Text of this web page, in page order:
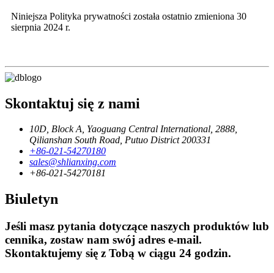
Niniejsza Polityka prywatności została ostatnio zmieniona 30
sierpnia 2024 r.
Skontaktuj się z nami
10D, Block A, Yaoguang Central International, 2888,
Qilianshan South Road, Putuo District 200331
+86-021-54270180
sales@shlianxing.com
+86-021-54270181
Biuletyn
Jeśli masz pytania dotyczące naszych produktów lub
cennika, zostaw nam swój adres e-mail.
Skontaktujemy się z Tobą w ciągu 24 godzin.